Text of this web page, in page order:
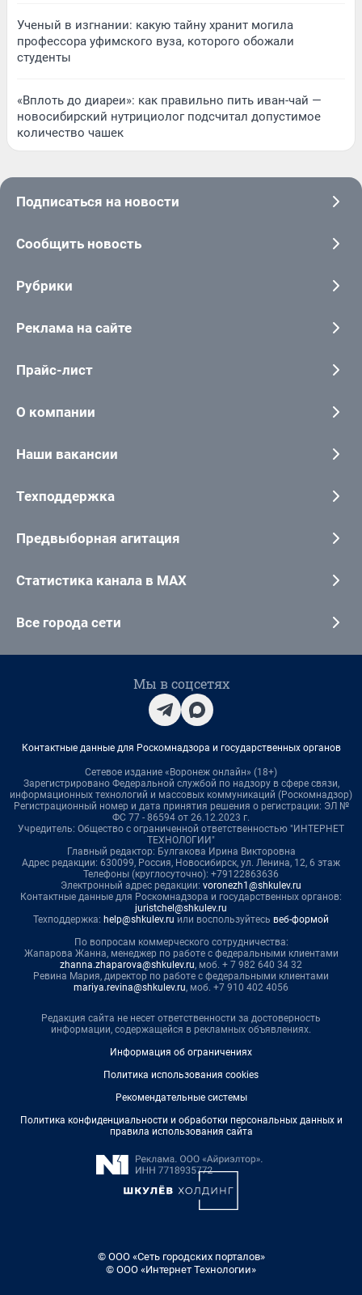
Ученый в изгнании: какую тайну хранит могила
профессора уфимского вуза, которого обожали
студенты
«Вплоть до диареи»: как правильно пить иван-чай —
новосибирский нутрициолог подсчитал допустимое
количество чашек
Подписаться на новости
Сообщить новость
Рубрики
Реклама на сайте
Прайс-лист
О компании
Наши вакансии
Техподдержка
Предвыборная агитация
Статистика канала в MAX
Все города сети
Мы в соцсетях
Контактные данные для Роскомнадзора и государственных органов
Сетевое издание «Воронеж онлайн» (18+)
Зарегистрировано Федеральной службой по надзору в сфере связи,
информационных технологий и массовых коммуникаций (Роскомнадзор)
Регистрационный номер и дата принятия решения о регистрации: ЭЛ №
ФС 77 - 86594 от 26.12.2023 г.
Учредитель: Общество с ограниченной ответственностью "ИНТЕРНЕТ
ТЕХНОЛОГИИ"
Главный редактор: Булгакова Ирина Викторовна
Адрес редакции: 630099, Россия, Новосибирск, ул. Ленина, 12, 6 этаж
Телефоны (круглосуточно): +79122863636
Электронный адрес редакции: voronezh1@shkulev.ru
Контактные данные для Роскомнадзора и государственных органов:
juristchel@shkulev.ru
Техподдержка: help@shkulev.ru или воспользуйтесь веб-формой
По вопросам коммерческого сотрудничества:
Жапарова Жанна, менеджер по работе с федеральными клиентами
zhanna.zhaparova@shkulev.ru, моб. + 7 982 640 34 32
Ревина Мария, директор по работе с федеральными клиентами
mariya.revina@shkulev.ru, моб. +7 910 402 4056
Редакция сайта не несет ответственности за достоверность
информации, содержащейся в рекламных объявлениях.
Информация об ограничениях
Политика использования cookies
Рекомендательные системы
Политика конфиденциальности и обработки персональных данных и
правила использования сайта
© ООО «Сеть городских порталов»
© ООО «Интернет Технологии»